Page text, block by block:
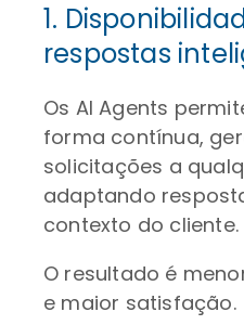
1.
respostas
Os AI Agents
forma contínua,
solicitações a
adaptando
contexto do cliente.
O resultado é
e maior satisfação.